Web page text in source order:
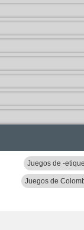
Juegos de -
Juegos de